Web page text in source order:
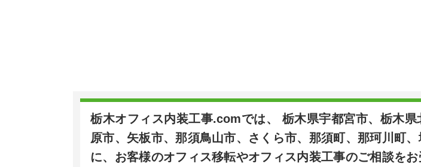
栃木オフィス内装工事.comでは、 栃木県宇都宮市、栃木
原市、矢板市、那須鳥山市、さくら市、那須町、那珂川町
に、お客様のオフィス移転やオフィス内装工事のご相談を